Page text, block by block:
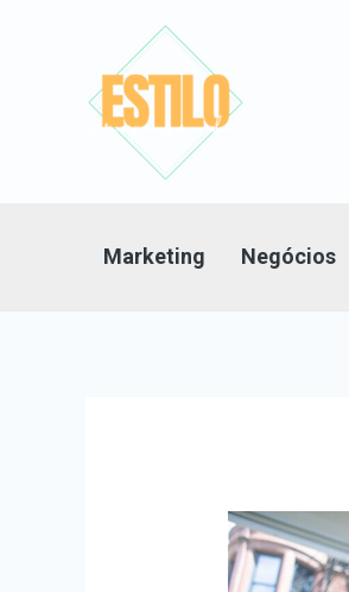
Marketing Negócios